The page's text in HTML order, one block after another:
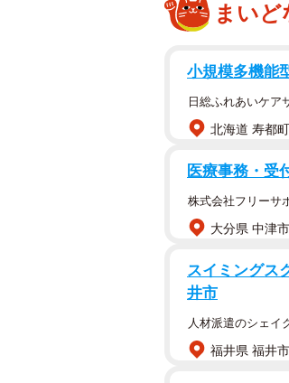
まいど
小規模多機能
日総ふれあいケア
北海道 寿都町
医療事務・受
株式会社フリーサ
大分県 中津市
スイミングス
井市
人材派遣のシェイ
福井県 福井市